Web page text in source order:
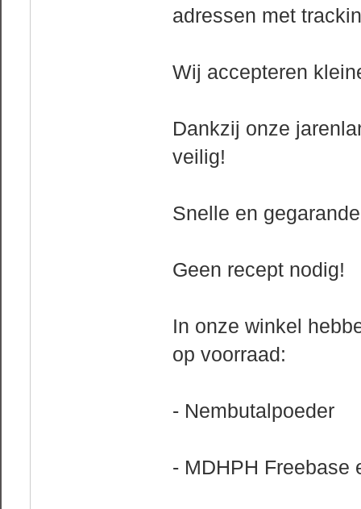
adressen met
Wij accepteren
Dankzij onze
veilig!
Snelle en
Geen recept nodig!
In onze winkel
op voorraad:
- Nembutalpoeder
- MDHPH Freebase